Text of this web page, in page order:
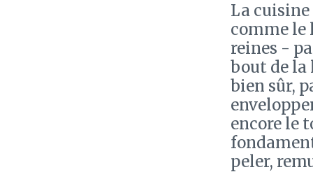
La cuisine
comme le
reines -
bout de la
bien sûr,
encore le
peler,